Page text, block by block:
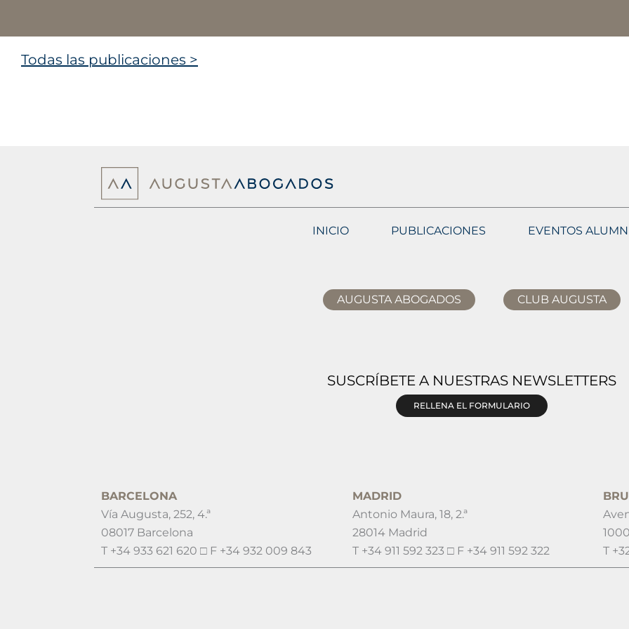
Todas las publicaciones >
INICIO PUBLICACIONES EVENTOS
AUGUSTA ABOGADOS CLUB AUGUSTA
SUSCRÍBETE A NUESTRAS NEWSLETTERS
RELLENA EL FORMULARIO
BARCELONA
Vía Augusta, 252, 4.ª
08017 Barcelona
T +34 933 621 620 □ F +34 932 009 843
MADRID
Antonio Maura, 18, 2.ª
28014 Madrid
T +34 911 592 323 □ F +34 911 592 322
T